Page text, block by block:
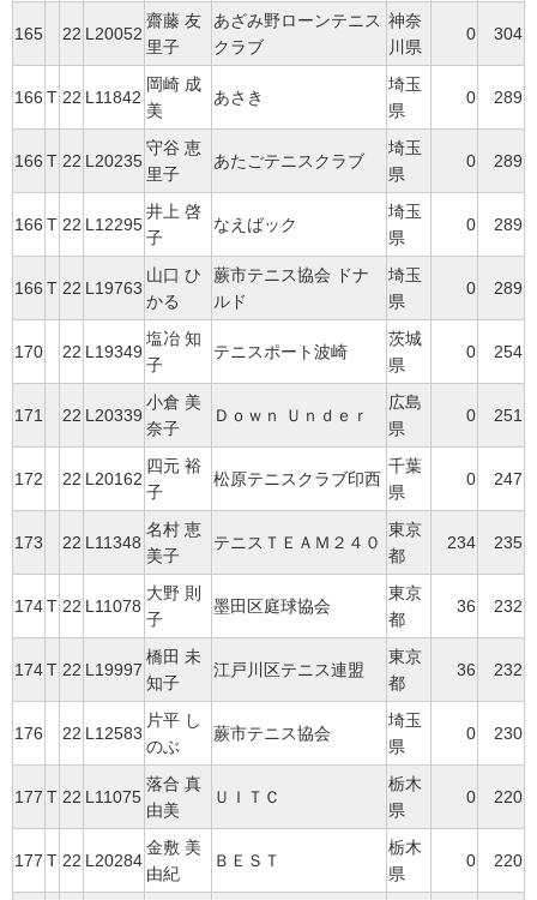
165 22 L20052
齋藤 友
里子
あざみ野ローンテニス
クラブ
神奈
川県
0 304
166 T 22 L11842
岡崎 成
美
あさき
埼玉
県
0 289
166 T 22 L20235
守谷 恵
里子
あたごテニスクラブ
埼玉
県
0 289
166 T 22 L12295
井上 啓
子
なえばック
埼玉
県
0 289
166 T 22 L19763
山口 ひ
かる
蕨市テニス協会 ドナ
ルド
埼玉
県
0 289
170 22 L19349
塩冶 知
子
テニスポート波崎
茨城
県
0 254
171 22 L20339
小倉 美
奈子
Ｄｏｗｎ Ｕｎｄｅｒ
広島
県
0 251
172 22 L20162
四元 裕
子
松原テニスクラブ印西
千葉
県
0 247
173 22 L11348
名村 恵
美子
テニスＴＥＡＭ２４０
東京
都
234 235
174T 22 L11078
大野 則
子
墨田区庭球協会
東京
都
36 232
174T 22 L19997
橋田 未
知子
江戸川区テニス連盟
東京
都
36 232
176 22 L12583
片平 し
のぶ
蕨市テニス協会
埼玉
県
0 230
177 T 22 L11075
落合 真
由美
ＵＩＴＣ
栃木
県
0 220
177 T 22 L20284
金敷 美
由紀
ＢＥＳＴ
栃木
県
0 220